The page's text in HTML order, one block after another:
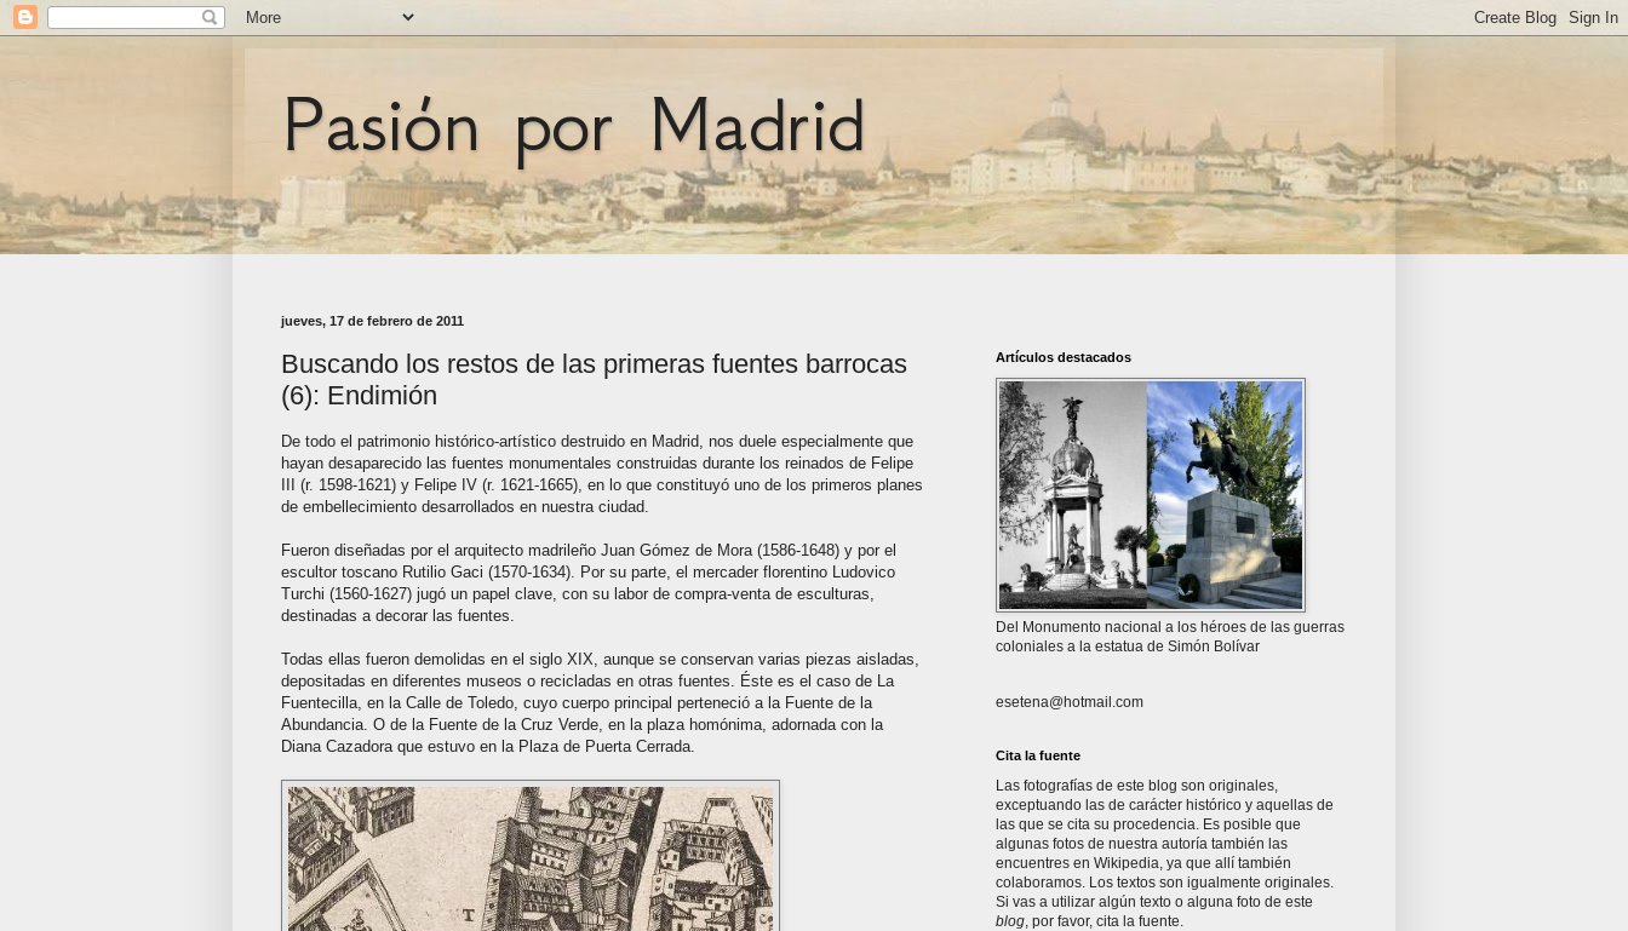
Pasión por Madrid
jueves, 17 de febrero de 2011
Buscando los restos de las primeras fuentes barrocas
(6): Endimión
De todo el patrimonio histórico-artístico destruido en Madrid, nos duele especialmente que
hayan desaparecido las fuentes monumentales construidas durante los reinados de Felipe
III (r. 1598-1621) y Felipe IV (r. 1621-1665), en lo que constituyó uno de los primeros planes
de embellecimiento desarrollados en nuestra ciudad.
Fueron diseñadas por el arquitecto madrileño Juan Gómez de Mora (1586-1648) y por el
escultor toscano Rutilio Gaci (1570-1634). Por su parte, el mercader florentino Ludovico
Turchi (1560-1627) jugó un papel clave, con su labor de compra-venta de esculturas,
destinadas a decorar las fuentes.
Todas ellas fueron demolidas en el siglo XIX, aunque se conservan varias piezas aisladas,
depositadas en diferentes museos o recicladas en otras fuentes. Éste es el caso de La
Fuentecilla, en la Calle de Toledo, cuyo cuerpo principal perteneció a la Fuente de la
Abundancia. O de la Fuente de la Cruz Verde, en la plaza homónima, adornada con la
Diana Cazadora que estuvo en la Plaza de Puerta Cerrada.
Artículos destacados
Del Monumento nacional a los héroes de las guerras
coloniales a la estatua de Simón Bolívar
esetena@hotmail.com
Cita la fuente
Las fotografías de este blog son originales,
exceptuando las de carácter histórico y aquellas de
las que se cita su procedencia. Es posible que
algunas fotos de nuestra autoría también las
encuentres en Wikipedia, ya que allí también
colaboramos. Los textos son igualmente originales.
Si vas a utilizar algún texto o alguna foto de este
blog, por favor, cita la fuente.